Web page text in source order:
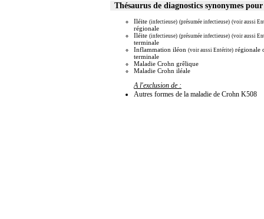
Thésaurus de diagnostics synonymes
Iléite (infectieuse) (présumée infectieuse) (voir aussi
régionale
Iléite (infectieuse) (présumée infectieuse) (voir aussi
terminale
Inflammation iléon (voir aussi Entérite) régionale
terminale
Maladie Crohn grêlique
Maladie Crohn iléale
A l'exclusion de :
Autres formes de la maladie de Crohn K508